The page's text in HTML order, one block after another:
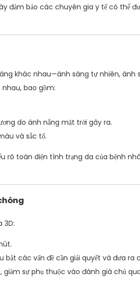
đảm bảo các chuyên gia y tế có thể
khác nhau—ánh sáng tự nhiên,
bao gồm:
do ánh nắng mặt trời gây ra.
và sắc tố.
toàn diện tình trạng da của bệnh
3D:
bật các vấn đề cần giải quyết và đưa
sự phụ thuộc vào đánh giá chủ